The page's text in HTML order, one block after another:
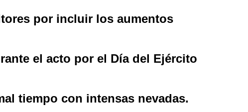
por incluir los aumentos
el acto por el Día del Ejército
tiempo con intensas nevadas.